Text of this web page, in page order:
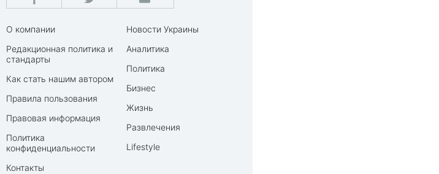
О компании
Редакционная политика и
стандарты
Как стать нашим автором
Правила пользования
Правовая информация
Политика
конфиденциальности
Контакты
Новости Украины
Аналитика
Политика
Бизнес
Жизнь
Развлечения
Lifestyle